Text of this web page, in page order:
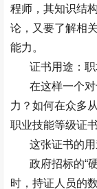
程师，其知识结
论，又要了解相
能力。
证书用途：
在这样一个
力？如何在众多
职业技能等级证书
这张证书的用
政府招标的“
时，持证人员的